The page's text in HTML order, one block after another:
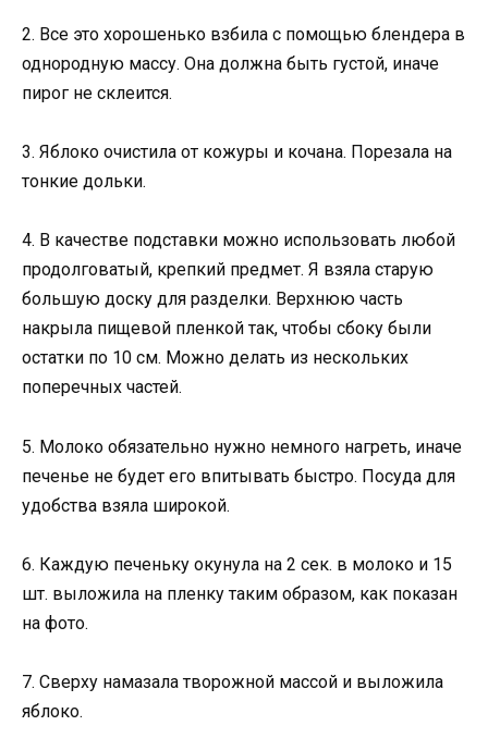
2. Все это хорошенько взбила с помощью блендера в
однородную массу. Она должна быть густой, иначе
пирог не склеится.
3. Яблоко очистила от кожуры и кочана. Порезала на
тонкие дольки.
4. В качестве подставки можно использовать любой
продолговатый, крепкий предмет. Я взяла старую
большую доску для разделки. Верхнюю часть
накрыла пищевой пленкой так, чтобы сбоку были
остатки по 10 см. Можно делать из нескольких
поперечных частей.
5. Молоко обязательно нужно немного нагреть, иначе
печенье не будет его впитывать быстро. Посуда для
удобства взяла широкой.
6. Каждую печеньку окунула на 2 сек. в молоко и 15
шт. выложила на пленку таким образом, как показан
на фото.
7. Сверху намазала творожной массой и выложила
яблоко.